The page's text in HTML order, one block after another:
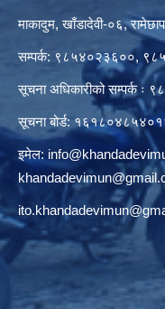
माकादुम, खाँडादेवी-०६,
सम्पर्क: ९८५४०२३६००,
सूचना अधिकारीको सम्पर्क ः
सूचना बोर्ड:
इमेल: